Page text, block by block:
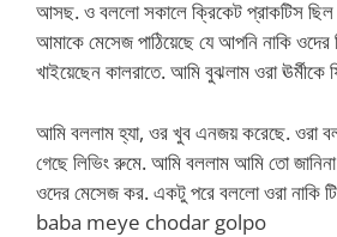
আসছ. ও বললো সকালে ক্রিকেট প্রাকটিস
আমাকে মেসেজ পাঠিয়েছে যে আপনি নাকি ওদের
খাইয়েছেন কালরাতে. আমি বুঝলাম ওরা ঊর্মীকে
আমি বললাম হ্যা, ওর খুব এনজয় করেছে. ওরা
গেছে লিভিং রুমে. আমি বললাম আমি তো
ওদের মেসেজ কর. একটু পরে বললো ওরা নাকি
baba meye chodar golpo